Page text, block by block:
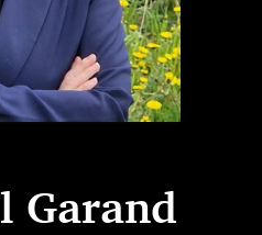
Garand